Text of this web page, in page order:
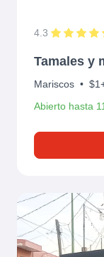
4.3
Tamales y
Mariscos •
Abierto hasta